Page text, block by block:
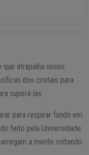
atrapalha nosso
dos cristais para
superá-las.
para respirar fundo em
feito pela Universidade
a mente voltando